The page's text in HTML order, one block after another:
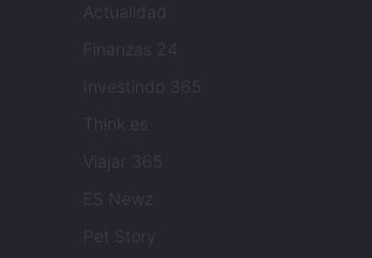
Actualidad
Finanzas 24
Investindo 365
Think.es
Viajar 365
ES Newz
Pet Story